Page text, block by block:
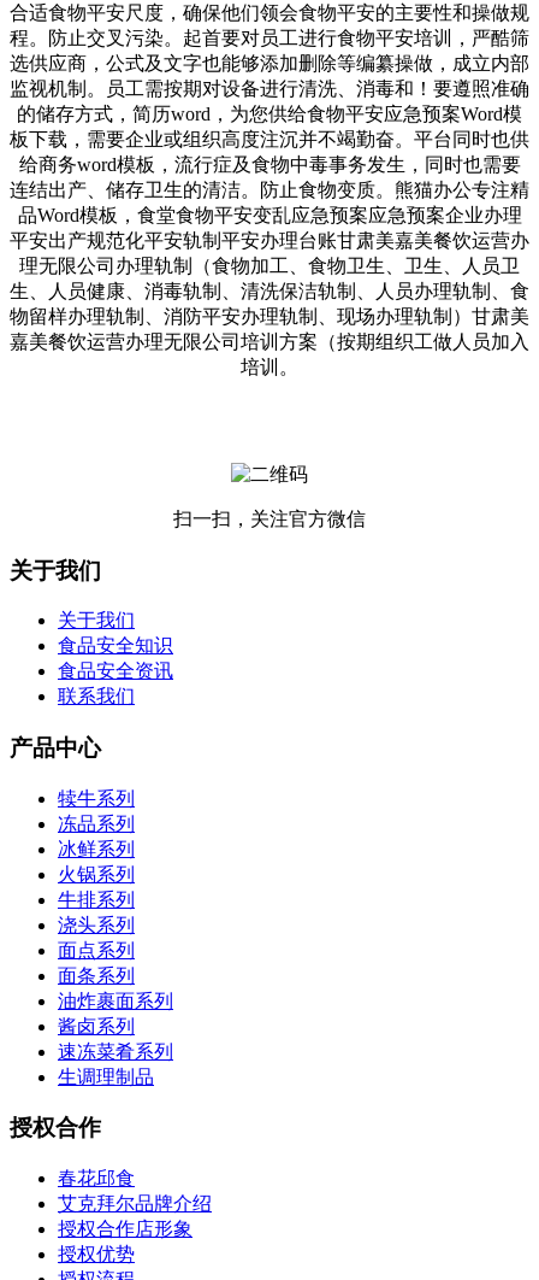
合适食物平安尺度，确保他们领会食物平安的主要性和操做规
程。防止交叉污染。起首要对员工进行食物平安培训，严酷筛
选供应商，公式及文字也能够添加删除等编纂操做，成立内部
监视机制。员工需按期对设备进行清洗、消毒和！要遵照准确
的储存方式，简历word，为您供给食物平安应急预案Word模
板下载，需要企业或组织高度注沉并不竭勤奋。平台同时也供
给商务word模板，流行症及食物中毒事务发生，同时也需要
连结出产、储存卫生的清洁。防止食物变质。熊猫办公专注精
品Word模板，食堂食物平安变乱应急预案应急预案企业办理
平安出产规范化平安轨制平安办理台账甘肃美嘉美餐饮运营办
理无限公司办理轨制（食物加工、食物卫生、卫生、人员卫
生、人员健康、消毒轨制、清洗保洁轨制、人员办理轨制、食
物留样办理轨制、消防平安办理轨制、现场办理轨制）甘肃美
嘉美餐饮运营办理无限公司培训方案（按期组织工做人员加入
培训。
扫一扫，关注官方微信
关于我们
关于我们
食品安全知识
食品安全资讯
联系我们
产品中心
犊牛系列
冻品系列
冰鲜系列
火锅系列
牛排系列
浇头系列
面点系列
面条系列
油炸裹面系列
酱卤系列
速冻菜肴系列
生调理制品
授权合作
春花邱食
艾克拜尔品牌介绍
授权合作店形象
授权优势